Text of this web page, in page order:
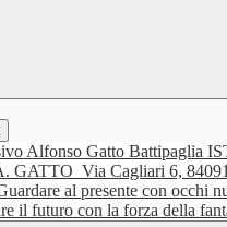
GATTO Via Cagliari 6,
al presente con occhi
il futuro con la forza della